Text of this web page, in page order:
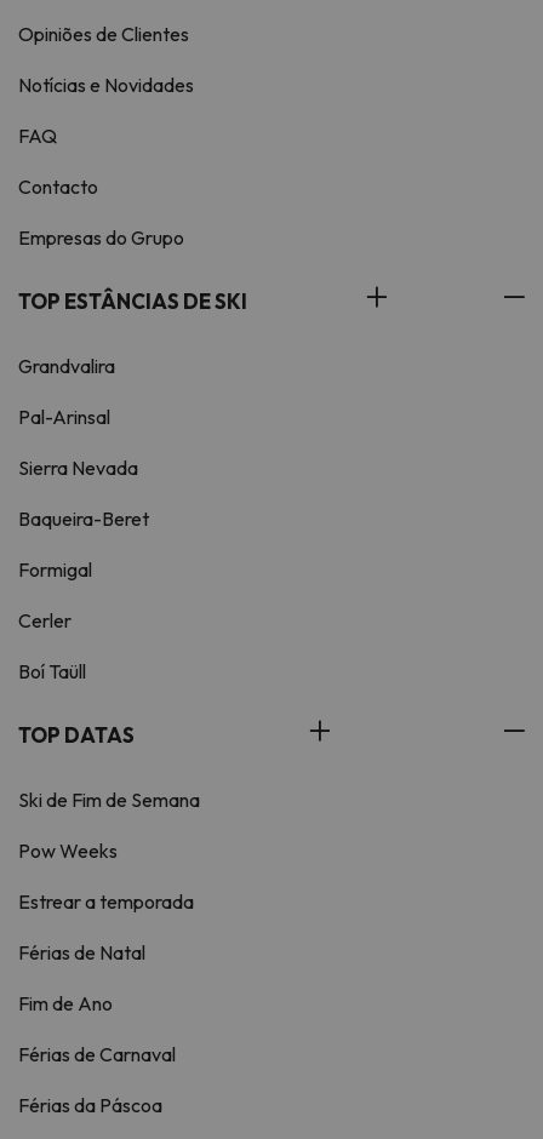
Opiniões de Clientes
Notícias e Novidades
FAQ
Contacto
Empresas do Grupo
TOP ESTÂNCIAS DE SKI
Grandvalira
Pal-Arinsal
Sierra Nevada
Baqueira-Beret
Formigal
Cerler
Boí Taüll
TOP DATAS
Ski de Fim de Semana
Pow Weeks
Estrear a temporada
Férias de Natal
Fim de Ano
Férias de Carnaval
Férias da Páscoa